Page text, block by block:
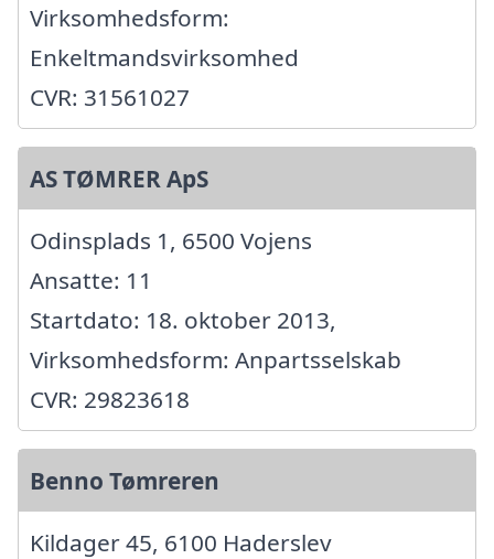
Virksomhedsform:
Enkeltmandsvirksomhed
CVR: 31561027
AS TØMRER ApS
Odinsplads 1, 6500 Vojens
Ansatte: 11
Startdato: 18. oktober 2013,
Virksomhedsform: Anpartsselskab
CVR: 29823618
Benno Tømreren
Kildager 45, 6100 Haderslev